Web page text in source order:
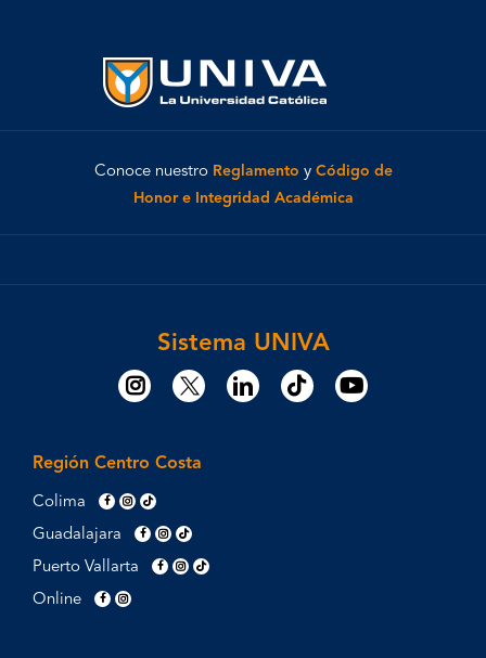
Conoce nuestro Reglamento y Código de
Honor e Integridad Académica
Sistema UNIVA
Región Centro Costa
Colima
Guadalajara
Puerto Vallarta
Online